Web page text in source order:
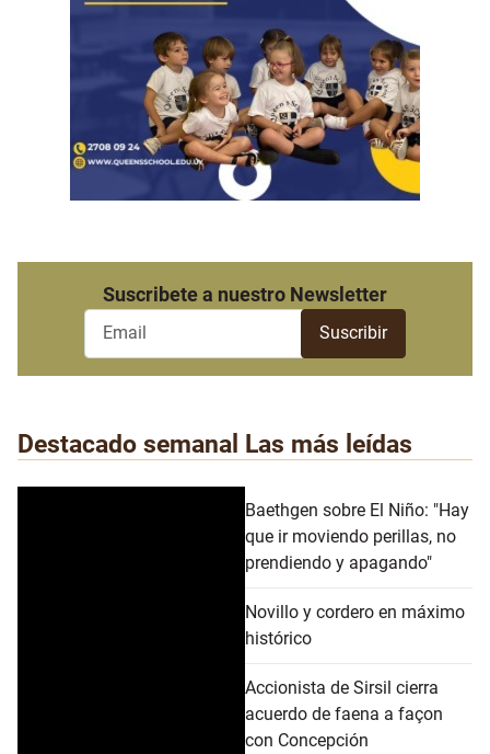
Suscribete a nuestro Newsletter
Destacado semanal Las más leídas
Baethgen sobre El Niño: "Hay
que ir moviendo perillas, no
prendiendo y apagando"
Novillo y cordero en máximo
histórico
Accionista de Sirsil cierra
acuerdo de faena a façon
con Concepción